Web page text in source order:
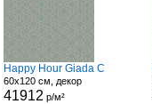
Happy Hour Giada C
60x120 см, декор
41912 р/м²